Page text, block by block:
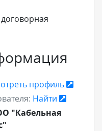
профиль
Найти
"Кабельная